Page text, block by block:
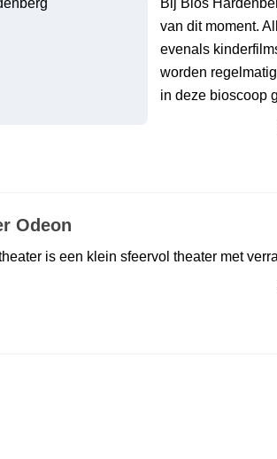
van dit moment.
evenals
worden
in deze bioscoop
Odeon
is een klein sfeervol theater met